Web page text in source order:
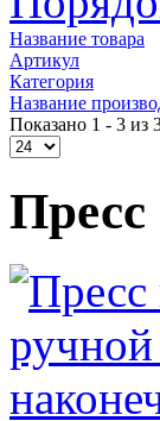
Название товара
Артикул
Категория
Название
Показано 1 - 3 из